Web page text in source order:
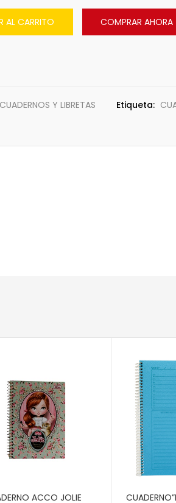
AL CARRITO COMPRAR AHORA
CUADERNOS Y LIBRETAS Etiqueta:
ACCO JOLIE